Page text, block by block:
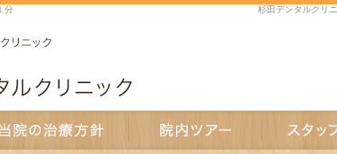
杉田デンタルクリ
分